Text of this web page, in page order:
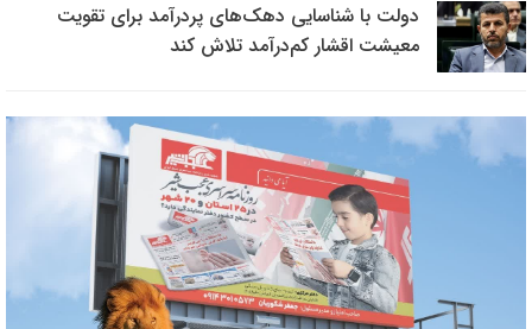
دولت با شناسایی دهک‌های پردرآمد برای تقویت
معیشت اقشار کم‌درآمد تلاش کند